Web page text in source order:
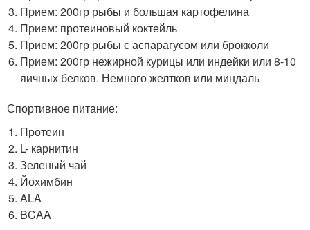
Прием: 200гр рыбы и большая картофелина
Прием: протеиновый коктейль
Прием: 200гр рыбы с аспарагусом или брокколи
Прием: 200гр нежирной курицы или индейки или 8-10
яичных белков. Немного желтков или миндаль
Спортивное питание:
Протеин
L- карнитин
Зеленый чай
Йохимбин
ALA
BCAA